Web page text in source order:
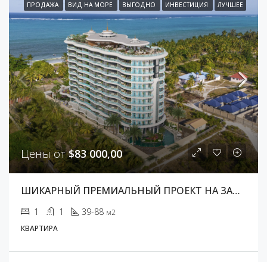
ПРОДАЖА ВИД НА МОРЕ ВЫГОДНО ИНВЕСТИЦИЯ ЛУЧШЕЕ
Цены от$83 000,00
ШИКАРНЫЙ ПРЕМИАЛЬНЫЙ ПРОЕКТ НА ЗАНЗИБАРЕ
1 1 39-88 м2
КВАРТИРА